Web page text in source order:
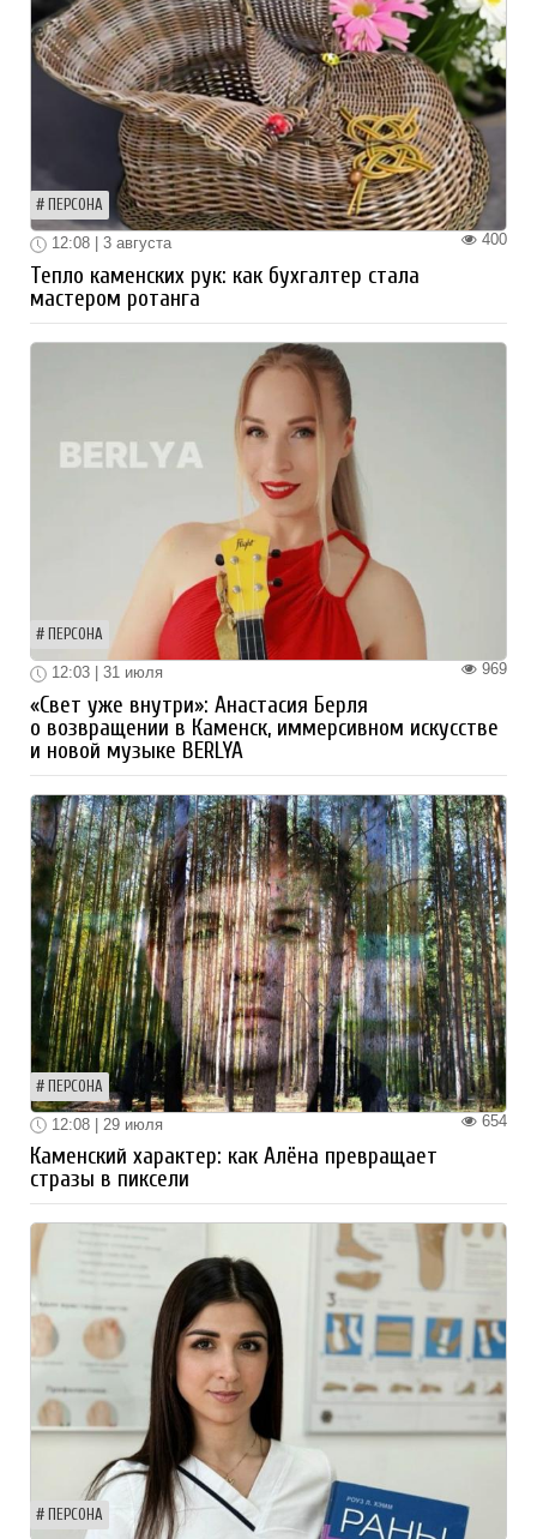
ПЕРСОНА
400
12:08 | 3 августа
Тепло каменских рук: как бухгалтер стала
мастером ротанга
ПЕРСОНА
969
12:03 | 31 июля
«Свет уже внутри»: Анастасия Берля
о возвращении в Каменск, иммерсивном искусстве
и новой музыке BERLYA
ПЕРСОНА
654
12:08 | 29 июля
Каменский характер: как Алёна превращает
стразы в пиксели
ПЕРСОНА